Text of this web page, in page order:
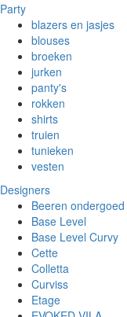
Party
blazers en jasjes
blouses
broeken
jurken
panty's
rokken
shirts
truien
tunieken
vesten
Designers
Beeren ondergoed
Base Level
Base Level Curvy
Cette
Colletta
Curviss
Etage